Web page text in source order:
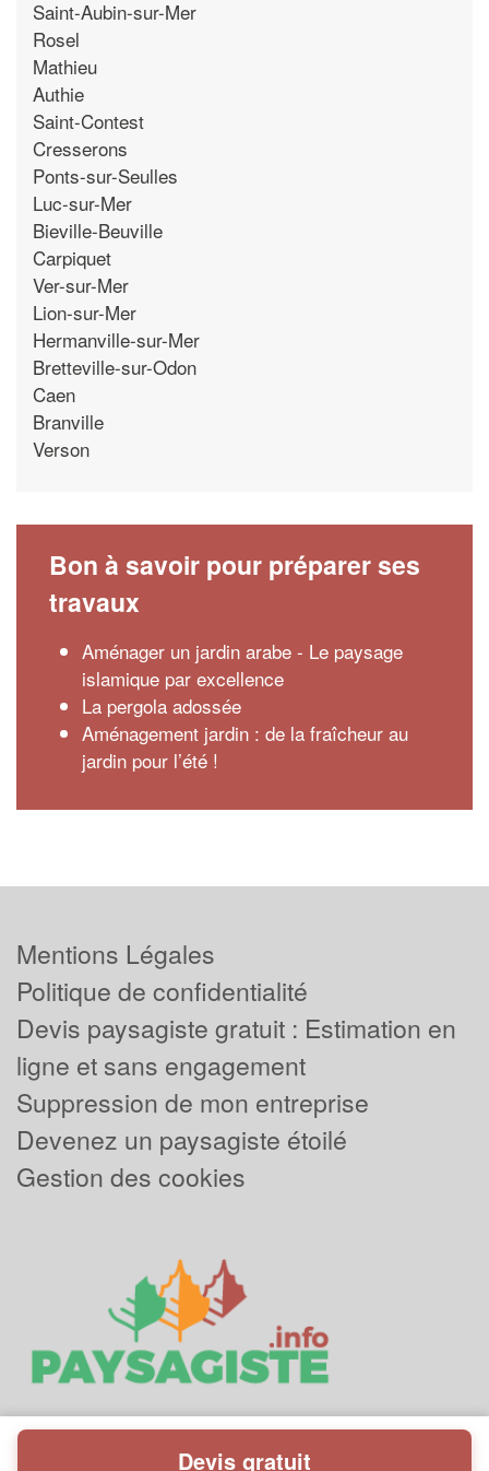
Saint-Aubin-sur-Mer
Rosel
Mathieu
Authie
Saint-Contest
Cresserons
Ponts-sur-Seulles
Luc-sur-Mer
Bieville-Beuville
Carpiquet
Ver-sur-Mer
Lion-sur-Mer
Hermanville-sur-Mer
Bretteville-sur-Odon
Caen
Branville
Verson
Bon à savoir pour préparer ses
travaux
Aménager un jardin arabe - Le paysage
islamique par excellence
La pergola adossée
Aménagement jardin : de la fraîcheur au
jardin pour l’été !
Mentions Légales
Politique de confidentialité
Devis paysagiste gratuit : Estimation en
ligne et sans engagement
Suppression de mon entreprise
Devenez un paysagiste étoilé
Gestion des cookies
Devis gratuit